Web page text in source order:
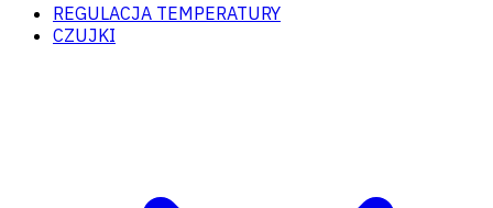
REGULACJA TEMPERATURY
CZUJKI